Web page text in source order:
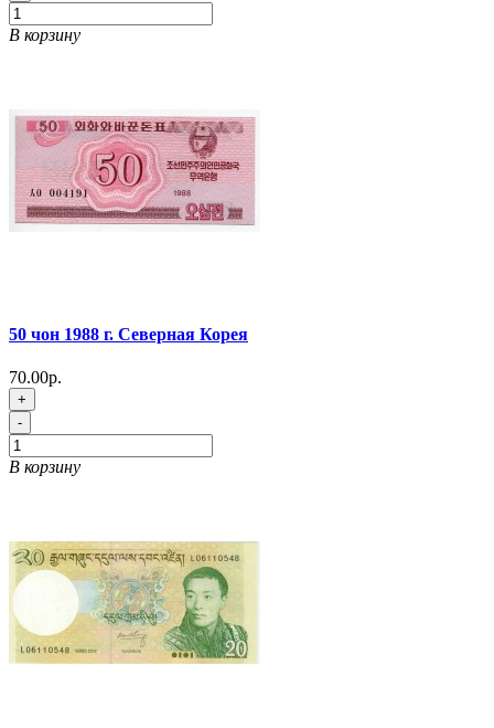
В корзину
50 чон 1988 г. Северная Корея
70.00р.
+
-
В корзину